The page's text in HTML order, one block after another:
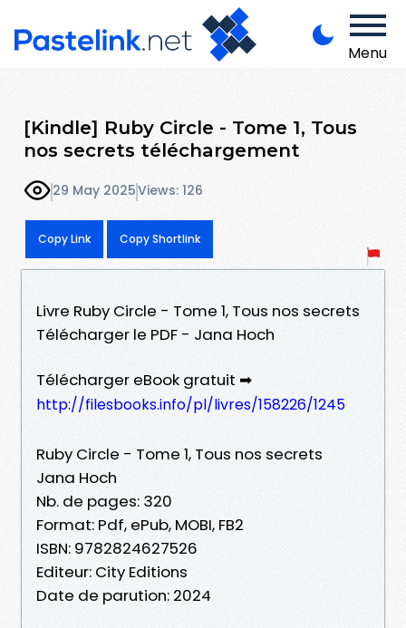
Menu
[Kindle] Ruby Circle - Tome 1, Tous
nos secrets téléchargement
29 May 2025Views: 126
Copy Link Copy Shortlink
Livre Ruby Circle - Tome 1, Tous nos secrets
Télécharger le PDF - Jana Hoch
Télécharger eBook gratuit ➡
http://filesbooks.info/pl/livres/158226/1245
Ruby Circle - Tome 1, Tous nos secrets
Jana Hoch
Nb. de pages: 320
Format: Pdf, ePub, MOBI, FB2
ISBN: 9782824627526
Editeur: City Editions
Date de parution: 2024